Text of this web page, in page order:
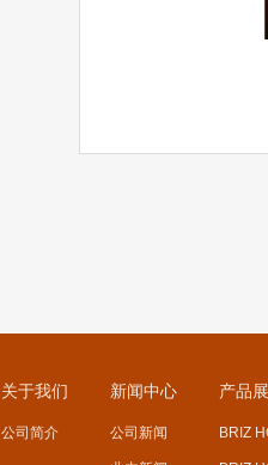
关于我们
公司简介
新闻中心
公司新闻
产品
BRIZ